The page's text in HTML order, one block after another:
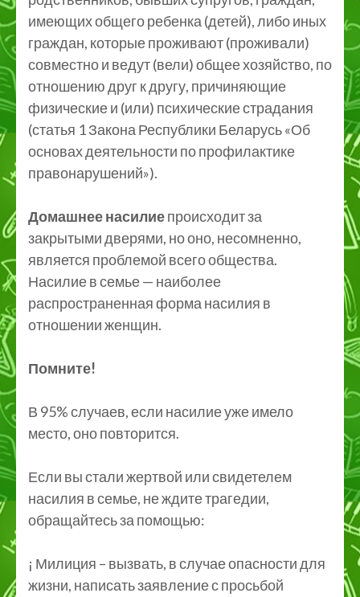
имеющих общего ребенка (детей), либо иных
граждан, которые проживают (проживали)
совместно и ведут (вели) общее хозяйство, по
отношению друг к другу, причиняющие
физические и (или) психические страдания
(статья 1 Закона Республики Беларусь «Об
основах деятельности по профилактике
правонарушений»).
Домашнее насилиепроисходит за
закрытыми дверями, но оно, несомненно,
является проблемой всего общества.
Насилие в семье — наиболее
распространенная форма насилия в
отношении женщин.
Помните!
В 95% случаев, если насилие уже имело
место, оно повторится.
Если вы стали жертвой или свидетелем
насилия в семье, не ждите трагедии,
обращайтесь за помощью:
¡ Милиция – вызвать, в случае опасности для
жизни, написать заявление с просьбой